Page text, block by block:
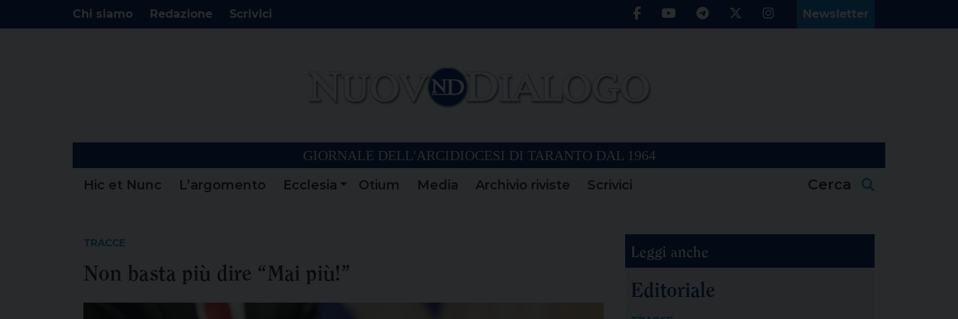
Chi siamo Redazione Scrivici Newsletter
GIORNALE DELL'ARCIDIOCESI DI TARANTO DAL 1964
Hic et Nunc L’argomento Ecclesia Otium Media Archivio riviste Scrivici Cerca
TRACCE
Non basta più dire “Mai più!”
Leggi anche
Editoriale